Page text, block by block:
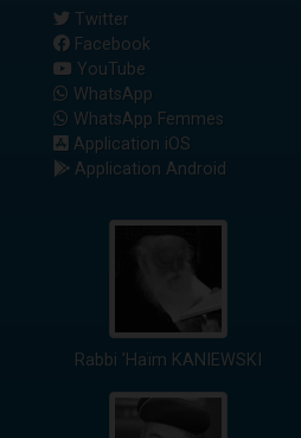
Twitter
Facebook
YouTube
WhatsApp
WhatsApp Femmes
Application iOS
Application Android
Rabbi 'Haïm KANIEWSKI